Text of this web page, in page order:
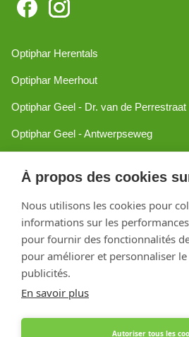
À propos des cookies
Nous utilisons les cookies pour
informations sur les
pour fournir des fonctionnalités
pour améliorer et personnaliser
publicités.
En savoir plus
Autoriser tous les
Optiphar Herentals
Optiphar Meerhout
Optiphar Geel - Dr. van de Perrestraat
Optiphar Geel - Antwerpseweg
Optiphar Mol
Créé avec